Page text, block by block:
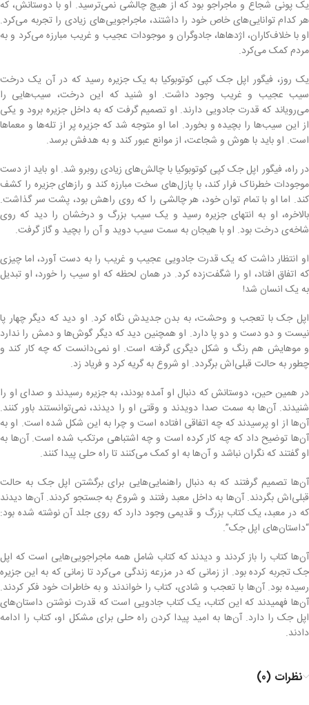
یک پونی شجاع و ماجراجو بود که از هیچ چالشی نمی‌ترسید. او با دوستانش، که
هر کدام توانایی‌های خاص خود را داشتند، ماجراجویی‌های زیادی را تجربه می‌کرد.
او با خلاف‌کاران، اژدهاها، جادوگران و موجودات عجیب و غریب مبارزه می‌کرد و به
مردم کمک می‌کرد.
یک روز، فیگور اپل جک کپی کوتوبوکیا به یک جزیره رسید که در آن یک درخت
سیب عجیب و غریب وجود داشت. او شنید که این درخت، سیب‌هایی را
می‌رویاند که قدرت جادویی دارند. او تصمیم گرفت که به داخل جزیره برود و یکی
از این سیب‌ها را بچیده و بخورد. اما او متوجه شد که جزیره پر از تله‌ها و معماها
است. او باید با هوش و شجاعت، از موانع عبور کند و به هدفش برسد.
در راه، فیگور اپل جک کپی کوتوبوکیا با چالش‌های زیادی روبرو شد. او باید از دست
موجودات خطرناک فرار کند، با پازل‌های سخت مبارزه کند و رازهای جزیره را کشف
کند. اما او با تمام توان خود، هر چالشی را که روی راهش بود، پشت سر گذاشت.
بالاخره، او به انتهای جزیره رسید و یک سیب بزرگ و درخشان را دید که روی
شاخه‌ی درخت بود. او با هیجان به سمت سیب دوید و آن را بچید و گاز گرفت.
او انتظار داشت که یک قدرت جادویی عجیب و غریب را به دست آورد، اما چیزی
که اتفاق افتاد، او را شگفت‌زده کرد. در همان لحظه که او سیب را خورد، او تبدیل
به یک انسان شد!
اپل جک با تعجب و وحشت، به بدن جدیدش نگاه کرد. او دید که دیگر چهار پا
نیست و دو دست و دو پا دارد. او همچنین دید که دیگر گوش‌ها و دمش را ندارد
و موهایش هم رنگ و شکل دیگری گرفته است. او نمی‌دانست که چه کار کند و
چطور به حالت قبلی‌اش برگردد. او شروع به گریه کرد و فریاد زد.
در همین حین، دوستانش که دنبال او آمده بودند، به جزیره رسیدند و صدای او را
شنیدند. آن‌ها به سمت صدا دویدند و وقتی او را دیدند، نمی‌توانستند باور کنند.
آن‌ها از او پرسیدند که چه اتفاقی افتاده است و چرا به این شکل شده است. او به
آن‌ها توضیح داد که چه کار کرده است و چه اشتباهی مرتکب شده است. آن‌ها به
او گفتند که نگران نباشد و آن‌ها به او کمک می‌کنند تا راه حلی پیدا کنند.
آن‌ها تصمیم گرفتند که به دنبال راهنمایی‌هایی برای برگشتن اپل جک به حالت
قبلی‌اش بگردند. آن‌ها به داخل معبد رفتند و شروع به جستجو کردند. آن‌ها دیدند
که در معبد، یک کتاب بزرگ و قدیمی وجود دارد که روی جلد آن نوشته شده بود:
“داستان‌های اپل جک”.
آن‌ها کتاب را باز کردند و دیدند که کتاب شامل همه ماجراجویی‌هایی است که اپل
جک تجربه کرده بود. از زمانی که در مزرعه زندگی می‌کرد تا زمانی که به این جزیره
رسیده بود. آن‌ها با تعجب و شادی، کتاب را خواندند و به خاطرات خود فکر کردند.
آن‌ها فهمیدند که این کتاب، یک کتاب جادویی است که قدرت نوشتن داستان‌های
اپل جک را دارد. آن‌ها به امید پیدا کردن راه حلی برای مشکل او، کتاب را ادامه
دادند.
نظرات (0)